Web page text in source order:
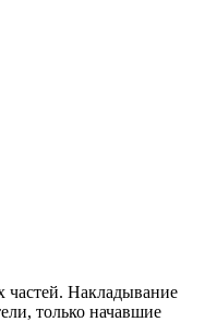
частей. Накладывание
только начавшие